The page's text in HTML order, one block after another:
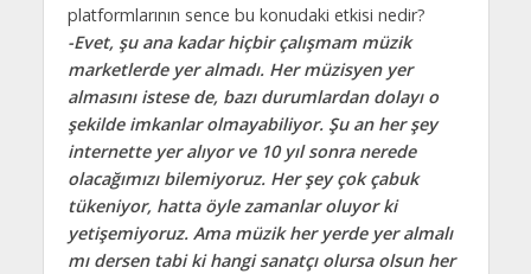
platformlarının sence bu konudaki etkisi nedir?
-Evet, şu ana kadar hiçbir çalışmam müzik
marketlerde yer almadı. Her müzisyen yer
almasını istese de, bazı durumlardan dolayı o
şekilde imkanlar olmayabiliyor. Şu an her şey
internette yer alıyor ve 10 yıl sonra nerede
olacağımızı bilemiyoruz. Her şey çok çabuk
tükeniyor, hatta öyle zamanlar oluyor ki
yetişemiyoruz. Ama müzik her yerde yer almalı
mı dersen tabi ki hangi sanatçı olursa olsun her